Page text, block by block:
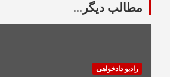
مطالب دیگر...
رادیو دادخواهی